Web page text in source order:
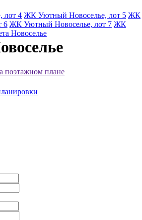
лот 4 ЖК Уютный Новоселье, лот 5 ЖК
6 ЖК Уютный Новоселье, лот 7 ЖК
Новоселье
поэтажном плане